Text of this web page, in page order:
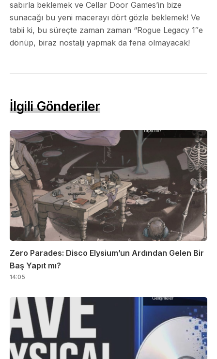
sabırla beklemek ve Cellar Door Games’in bize
sunacağı bu yeni macerayı dört gözle beklemek! Ve
tabii ki, bu süreçte zaman zaman “Rogue Legacy 1″e
dönüp, biraz nostalji yapmak da fena olmayacak!
İlgili Gönderiler
Zero Parades: Disco Elysium’un Ardından Gelen Bir
Baş Yapıt mı?
14:05